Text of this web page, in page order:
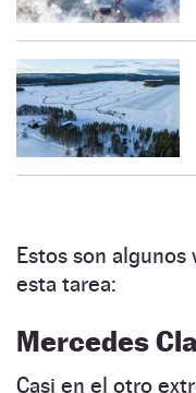
Estos son algunos
esta tarea:
Mercedes
Casi en el otro